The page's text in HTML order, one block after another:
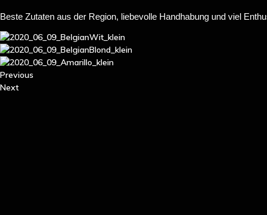
Beste Zutaten aus der Region, liebevolle Handhabung und viel
Previous
Next